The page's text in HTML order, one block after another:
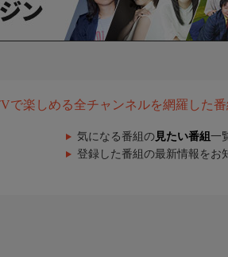
で楽しめる全チャンネルを網羅した番
気になる番組の 見たい番組 一
登録した番組の最新情報をお